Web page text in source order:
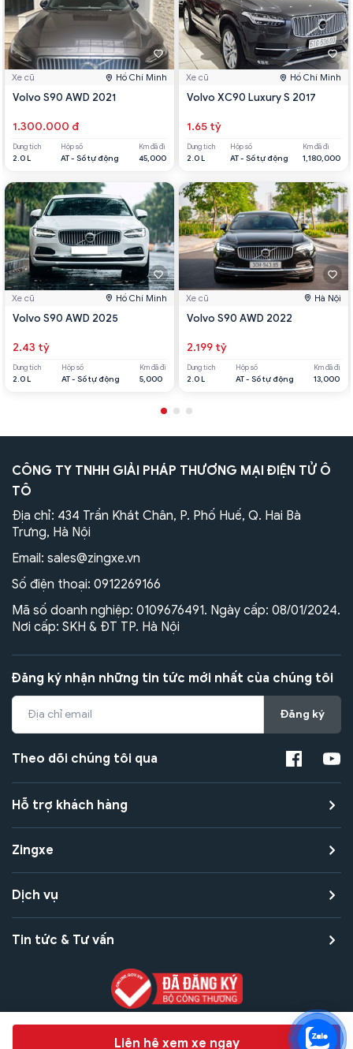
Chat hỗ trợ
Liên hệ xem xe ngay
Xe cũ Hồ Chí Minh
Volvo S90 AWD 2021
1.300.000 đ
Dung tích
2.0 L
Hộp số
AT - Số tự động
Km đã đi
45,000
Xe cũ Hồ Chí Minh
Volvo S90 AWD 2025
2.43 tỷ
Dung tích
2.0 L
Hộp số
AT - Số tự động
Km đã đi
5,000
Xe cũ Hồ Chí Minh
Volvo XC90 Luxury S 2017
1.65 tỷ
Dung tích
2.0 L
Hộp số
AT - Số tự động
Km đã đi
1,180,000
Xe cũ Hà Nội
Volvo S90 AWD 2022
2.199 tỷ
Dung tích
2.0 L
Hộp số
AT - Số tự động
Km đã đi
13,000
CÔNG TY TNHH GIẢI PHÁP THƯƠNG MẠI ĐIỆN TỬ Ô
TÔ
Địa chỉ: 434 Trần Khát Chân, P. Phố Huế, Q. Hai Bà
Trưng, Hà Nội
Email: sales@zingxe.vn
Số điện thoại: 0912269166
Mã số doanh nghiệp: 0109676491. Ngày cấp: 08/01/2024.
Nơi cấp: SKH & ĐT TP. Hà Nội
Đăng ký nhận những tin tức mới nhất của chúng tôi
Đăng ký
Theo dõi chúng tôi qua
Hỗ trợ khách hàng
Zingxe
Dịch vụ
Tin tức & Tư vấn
Bảo mật quyền riêng tư Điều khoản sử dụng